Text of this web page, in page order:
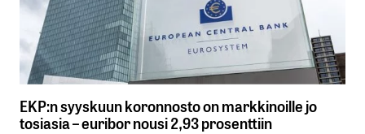
EKP:n syyskuun koronnosto on markkinoille jo
tosiasia – euribor nousi 2,93 prosenttiin